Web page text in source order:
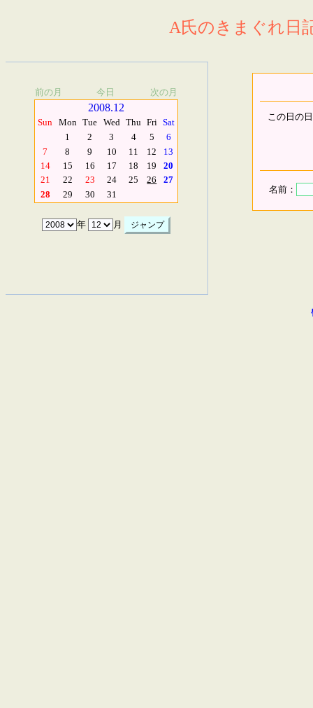
A氏のきまぐれ日
前の月 今日 次の月
2008.12
Sun Mon Tue Wed Thu Fri Sat
1
2 3 4 5
6
7
8 9 10 11 12
13
14
15 16 17 18 19
20
21
22 23 24 25 26
27
28
29 30 31
年 月
この日の
名前：